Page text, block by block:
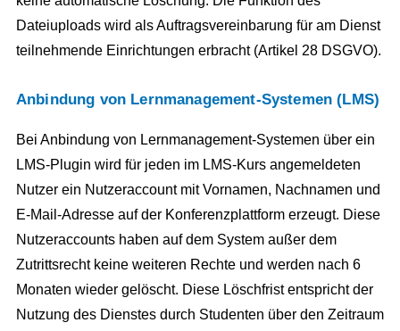
Dateiuploads wird als Auftragsvereinbarung für am Dienst
teilnehmende Einrichtungen erbracht (Artikel 28 DSGVO).
Anbindung von Lernmanagement-Systemen (LMS)
Bei Anbindung von Lernmanagement-Systemen über ein
LMS-Plugin wird für jeden im LMS-Kurs angemeldeten
Nutzer ein Nutzeraccount mit Vornamen, Nachnamen und
E-Mail-Adresse auf der Konferenzplattform erzeugt. Diese
Nutzeraccounts haben auf dem System außer dem
Zutrittsrecht keine weiteren Rechte und werden nach 6
Monaten wieder gelöscht. Diese Löschfrist entspricht der
Nutzung des Dienstes durch Studenten über den Zeitraum